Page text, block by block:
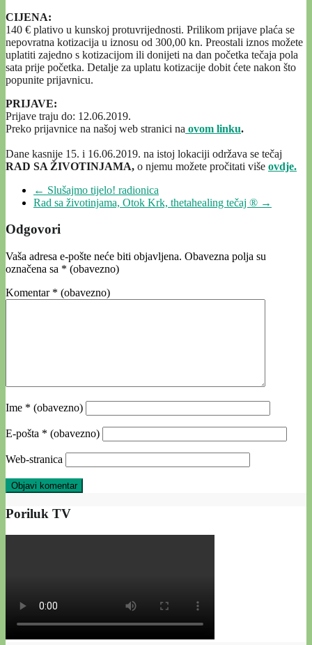
CIJENA:
140 € plativo u kunskoj protuvrijednosti. Prilikom prijave plaća se
nepovratna kotizacija u iznosu od 300,00 kn. Preostali iznos možete
uplatiti zajedno s kotizacijom ili donijeti na dan početka tečaja pola
sata prije početka. Detalje za uplatu kotizacije dobit ćete nakon što
popunite prijavnicu.
PRIJAVE:
Prijave traju do: 12.06.2019.
Preko prijavnice na našoj web stranici na ovom linku.
Dane kasnije 15. i 16.06.2019. na istoj lokaciji održava se tečaj
RAD SA ŽIVOTINJAMA, o njemu možete pročitati više ovdje.
← Slušajmo tijelo! radionica
Rad sa životinjama, Otok Krk, thetahealing tečaj ® →
Odgovori
Vaša adresa e-pošte neće biti objavljena. Obavezna polja su
označena sa * (obavezno)
Komentar * (obavezno)
Ime * (obavezno)
E-pošta * (obavezno)
Web-stranica
Poriluk TV